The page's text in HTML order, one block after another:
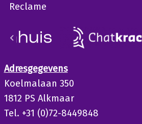
Reclame
Adresgegevens
Koelmalaan 350
1812 PS Alkmaar
Tel. +31 (0)72-8449848